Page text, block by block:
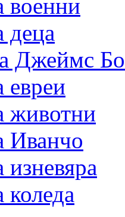
военни
деца
Джеймс
евреи
животни
Иванчо
изневяра
коледа